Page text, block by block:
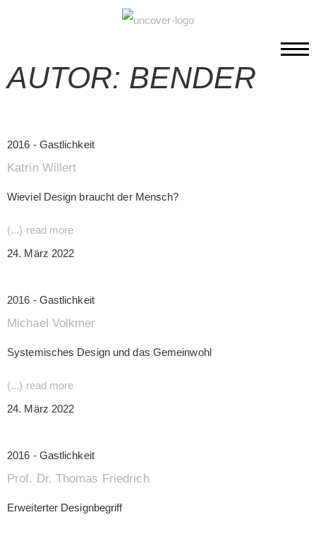
AUTOR: BENDER
2016 - Gastlichkeit
Katrin Willert
Wieviel Design braucht der Mensch?
(...) read more
24. März 2022
2016 - Gastlichkeit
Michael Volkmer
Systemisches Design und das Gemeinwohl
(...) read more
24. März 2022
2016 - Gastlichkeit
Prof. Dr. Thomas Friedrich
Erweiterter Designbegriff